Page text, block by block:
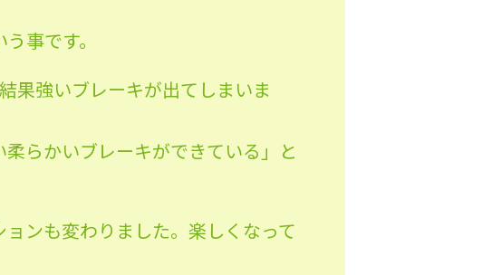
事です。
果強いブレーキが出てしまいま
らかいブレーキができている」と
ンも変わりました。楽しくなって